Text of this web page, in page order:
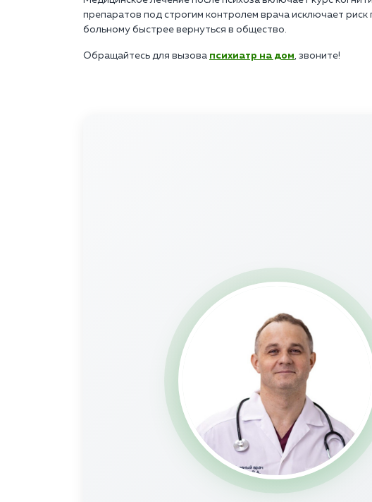
препаратов под строгим контролем врача исключает риск
больному быстрее вернуться в общество.
Обращайтесь для вызова психиатр на дом, звоните!